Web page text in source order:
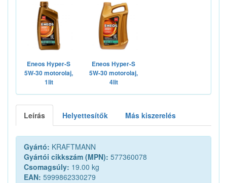
Eneos Hyper-S
5W-30 motorolaj,
1lit
Eneos Hyper-S
5W-30 motorolaj,
4lit
Leírás Helyettesítők Más kiszerelés
Gyártó: KRAFTMANN
Gyártói cikkszám (MPN): 577360078
Csomagsúly: 19.00 kg
EAN: 5999862330279